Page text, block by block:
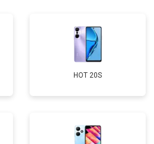
HOT 20S